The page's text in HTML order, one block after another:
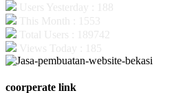
coorperate link